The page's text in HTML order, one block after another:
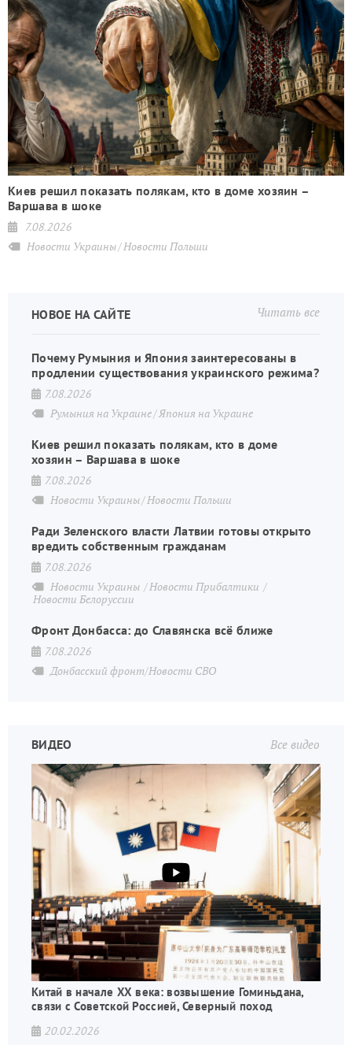
Киев решил показать полякам, кто в доме хозяин –
Варшава в шоке
7.08.2026
Новости Украины Новости Польши
Читать все
НОВОЕ НА САЙТЕ
Почему Румыния и Япония заинтересованы в
продлении существования украинского режима?
7.08.2026
Румыния на Украине Япония на Украине
Киев решил показать полякам, кто в доме
хозяин – Варшава в шоке
7.08.2026
Новости Украины Новости Польши
Ради Зеленского власти Латвии готовы открыто
вредить собственным гражданам
7.08.2026
Новости Украины
Новости Прибалтики
Новости Белоруссии
Фронт Донбасса: до Славянска всё ближе
7.08.2026
Донбасский фронт/Новости СВО
Все видео
ВИДЕО
Китай в начале XX века: возвышение Гоминьдана,
связи с Советской Россией, Северный поход
20.02.2026